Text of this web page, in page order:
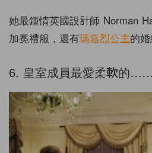
她最鍾情英國設計師 Norman
加冕禮服，還有瑪嘉烈公主的
6. 皇室成員最愛柔軟的……